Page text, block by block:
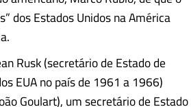
dos Estados Unidos na América
Rusk (secretário de Estado de
EUA no país de 1961 a 1966)
Goulart), um secretário de Estado